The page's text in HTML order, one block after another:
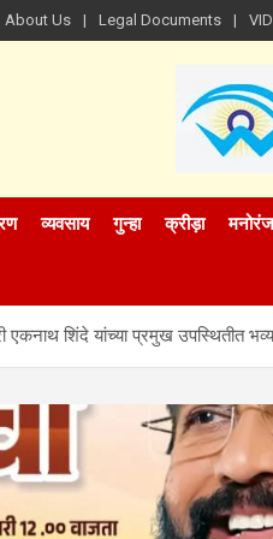
About Us Legal Documents
व्यवसाय गुन्हा क्रीड़ा
शिंदे यांच्या प्रमुख उपस्थितीत